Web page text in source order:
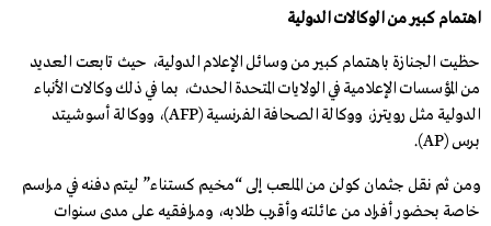
اهتمام كبير من الوكالات الدولية
حظيت الجنازة باهتمام كبير من وسائل الإعلام الدولية، حيث تابعت العديد
من المؤسسات الإعلامية في الولايات المتحدة الحدث، بما في ذلك وكالات الأنباء
الدولية مثل رويترز، ووكالة الصحافة الفرنسية (AFP)، ووكالة أسوشيتد
برس (AP)
.
ومن ثم نقل جثمان كولن من الملعب إلى “مخيم كستناء” ليتم دفنه في مراسم
خاصة بحضور أفراد من عائلته وأقرب طلابه، ومرافقيه على مدى سنوات